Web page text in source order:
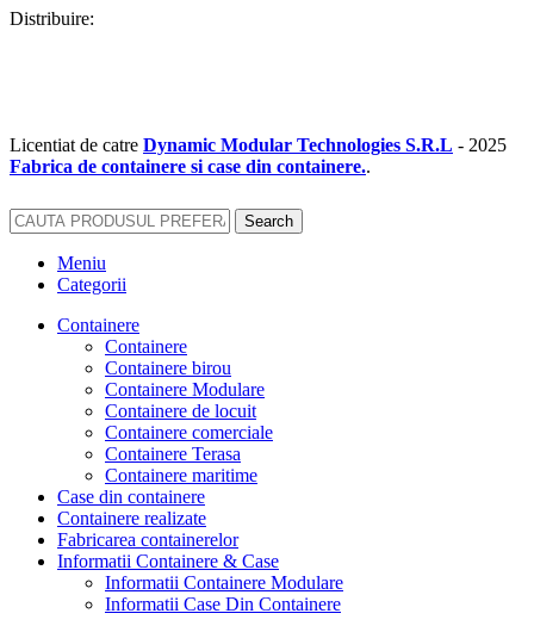
Distribuire:
Licentiat de catre Dynamic Modular Technologies S.R.L - 2025
Fabrica de containere si case din containere..
Search
Meniu
Categorii
Containere
Containere
Containere birou
Containere Modulare
Containere de locuit
Containere comerciale
Containere Terasa
Containere maritime
Case din containere
Containere realizate
Fabricarea containerelor
Informatii Containere & Case
Informatii Containere Modulare
Informatii Case Din Containere